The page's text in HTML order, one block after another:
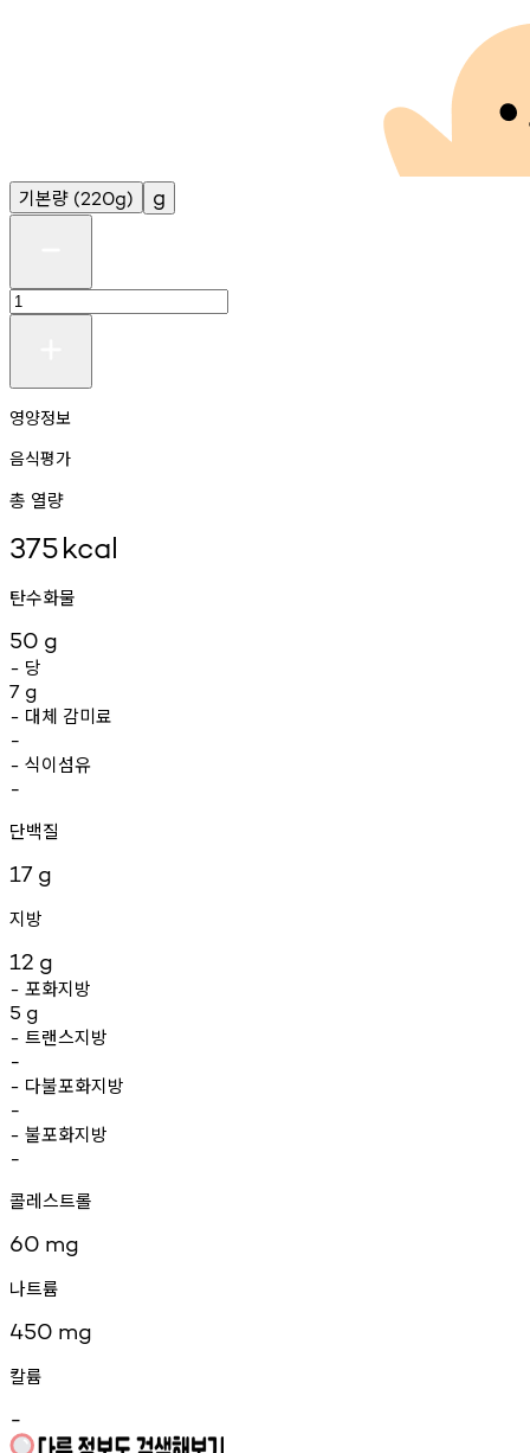
기본량 (220g) g
영양정보
음식평가
총 열량
375kcal
탄수화물
50 g
- 당
7 g
- 대체 감미료
-
- 식이섬유
-
단백질
17 g
지방
12 g
- 포화지방
5 g
- 트랜스지방
-
- 다불포화지방
-
- 불포화지방
-
콜레스트롤
60 mg
나트륨
450 mg
칼륨
-